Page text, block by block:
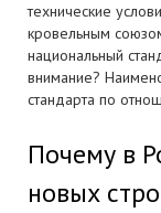
технические
кровельным
национальный
внимание?
стандарта по
Почему в
новых